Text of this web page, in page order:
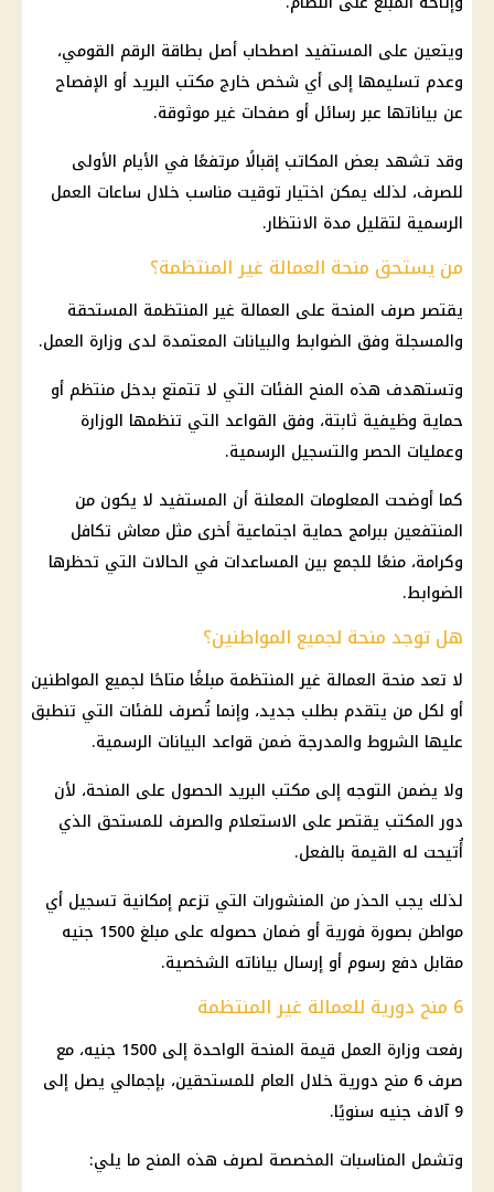
ويتعين على المستفيد اصطحاب أصل بطاقة الرقم القومي،
وعدم تسليمها إلى أي شخص خارج مكتب البريد أو الإفصاح
عن بياناتها عبر رسائل أو صفحات غير موثوقة.
وقد تشهد بعض المكاتب إقبالًا مرتفعًا في الأيام الأولى
للصرف، لذلك يمكن اختيار توقيت مناسب خلال ساعات العمل
الرسمية لتقليل مدة الانتظار.
من يستحق منحة العمالة غير المنتظمة؟
يقتصر صرف المنحة على العمالة غير المنتظمة المستحقة
والمسجلة وفق الضوابط والبيانات المعتمدة لدى وزارة العمل.
وتستهدف هذه المنح الفئات التي لا تتمتع بدخل منتظم أو
حماية وظيفية ثابتة، وفق القواعد التي تنظمها الوزارة
وعمليات الحصر والتسجيل الرسمية.
كما أوضحت المعلومات المعلنة أن المستفيد لا يكون من
المنتفعين ببرامج حماية اجتماعية أخرى مثل معاش تكافل
وكرامة، منعًا للجمع بين المساعدات في الحالات التي تحظرها
الضوابط.
هل توجد منحة لجميع المواطنين؟
لا تعد منحة العمالة غير المنتظمة مبلغًا متاحًا لجميع المواطنين
أو لكل من يتقدم بطلب جديد، وإنما تُصرف للفئات التي تنطبق
عليها الشروط والمدرجة ضمن قواعد البيانات الرسمية.
ولا يضمن التوجه إلى مكتب البريد الحصول على المنحة، لأن
دور المكتب يقتصر على الاستعلام والصرف للمستحق الذي
أُتيحت له القيمة بالفعل.
لذلك يجب الحذر من المنشورات التي تزعم إمكانية تسجيل أي
مواطن بصورة فورية أو ضمان حصوله على مبلغ 1500 جنيه
مقابل دفع رسوم أو إرسال بياناته الشخصية.
6 منح دورية للعمالة غير المنتظمة
رفعت وزارة العمل
قيمة المنحة الواحدة إلى 1500 جنيه، مع
صرف 6 منح دورية خلال العام للمستحقين، بإجمالي يصل إلى
9 آلاف جنيه سنويًا.
وتشمل المناسبات المخصصة لصرف هذه المنح ما يلي: